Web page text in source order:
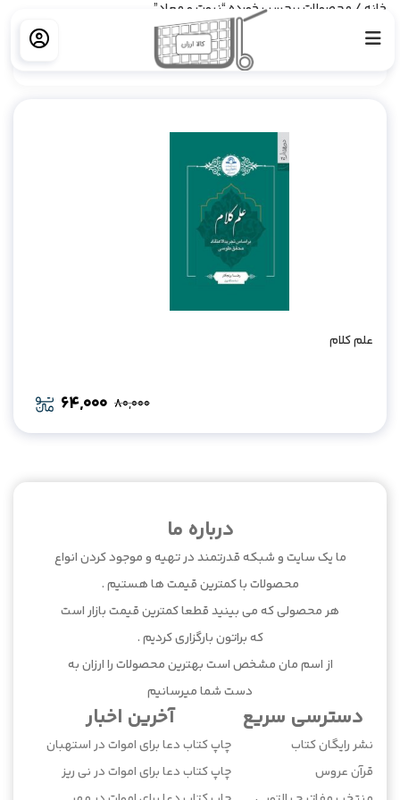
خانه/ محصولات برچسب خورده “نبوت و معاد”
علم کلام
80,000
Original
price
64,000
Current
price
درباره ما
ما یک سایت و شبکه قدرتمند در تهیه و موجود کردن انواع
محصولات با کمترین قیمت ها هستیم .
هر محصولی که می بینید قطعا کمترین قیمت بازار است
که براتون بارگزاری کردیم .
از اسم مان مشخص است بهترین محصولات را ارزان به
دست شما میرسانیم
دسترسی سریع
نشر رایگان کتاب
قرآن عروس
آخرین اخبار
چاپ کتاب دعا برای اموات در استهبان
چاپ کتاب دعا برای اموات در نی ریز